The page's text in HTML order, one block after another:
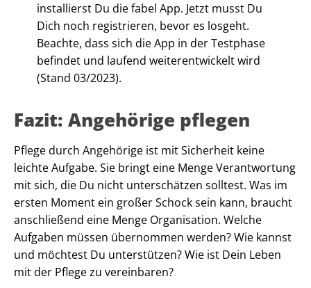
installierst Du die fabel App. Jetzt musst Du
Dich noch registrieren, bevor es losgeht.
Beachte, dass sich die App in der Testphase
befindet und laufend weiterentwickelt wird
(Stand 03/2023).
Fazit: Angehörige pflegen
Pflege durch Angehörige ist mit Sicherheit keine
leichte Aufgabe. Sie bringt eine Menge Verantwortung
mit sich, die Du nicht unterschätzen solltest. Was im
ersten Moment ein großer Schock sein kann, braucht
anschließend eine Menge Organisation. Welche
Aufgaben müssen übernommen werden? Wie kannst
und möchtest Du unterstützen? Wie ist Dein Leben
mit der Pflege zu vereinbaren?